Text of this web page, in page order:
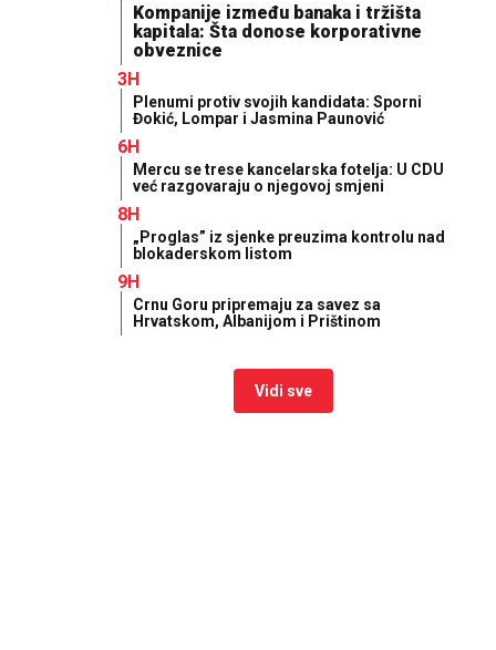
Kompanije između banaka i tržišta
kapitala: Šta donose korporativne
obveznice
3H
Plenumi protiv svojih kandidata: Sporni
Đokić, Lompar i Jasmina Paunović
6H
Mercu se trese kancelarska fotelja: U CDU
već razgovaraju o njegovoj smjeni
8H
„Proglas” iz sjenke preuzima kontrolu nad
blokaderskom listom
9H
Crnu Goru pripremaju za savez sa
Hrvatskom, Albanijom i Prištinom
Vidi sve